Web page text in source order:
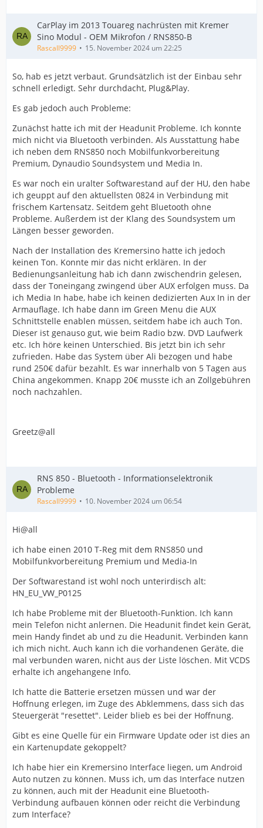
CarPlay im 2013 Touareg nachrüsten mit Kremer
Sino Modul - OEM Mikrofon / RNS850-B
Rascall9999 15. November 2024 um 22:25
So, hab es jetzt verbaut. Grundsätzlich ist der Einbau sehr
schnell erledigt. Sehr durchdacht, Plug&Play.
Es gab jedoch auch Probleme:
Zunächst hatte ich mit der Headunit Probleme. Ich konnte
mich nicht via Bluetooth verbinden. Als Ausstattung habe
ich neben dem RNS850 noch Mobilfunkvorbereitung
Premium, Dynaudio Soundsystem und Media In.
Es war noch ein uralter Softwarestand auf der HU, den habe
ich geuppt auf den aktuellsten 0824 in Verbindung mit
frischem Kartensatz. Seitdem geht Bluetooth ohne
Probleme. Außerdem ist der Klang des Soundsystem um
Längen besser geworden.
Nach der Installation des Kremersino hatte ich jedoch
keinen Ton. Konnte mir das nicht erklären. In der
Bedienungsanleitung hab ich dann zwischendrin gelesen,
dass der Toneingang zwingend über AUX erfolgen muss. Da
ich Media In habe, habe ich keinen dedizierten Aux In in der
Armauflage. Ich habe dann im Green Menu die AUX
Schnittstelle enablen müssen, seitdem habe ich auch Ton.
Dieser ist genauso gut, wie beim Radio bzw. DVD Laufwerk
etc. Ich höre keinen Unterschied. Bis jetzt bin ich sehr
zufrieden. Habe das System über Ali bezogen und habe
rund 250€ dafür bezahlt. Es war innerhalb von 5 Tagen aus
China angekommen. Knapp 20€ musste ich an Zollgebühren
noch nachzahlen.
Greetz@all
RNS 850 - Bluetooth - Informationselektronik
Probleme
Rascall9999 10. November 2024 um 06:54
Hi@all
ich habe einen 2010 T-Reg mit dem RNS850 und
Mobilfunkvorbereitung Premium und Media-In
Der Softwarestand ist wohl noch unterirdisch alt:
HN_EU_VW_P0125
Ich habe Probleme mit der Bluetooth-Funktion. Ich kann
mein Telefon nicht anlernen. Die Headunit findet kein Gerät,
mein Handy findet ab und zu die Headunit. Verbinden kann
ich mich nicht. Auch kann ich die vorhandenen Geräte, die
mal verbunden waren, nicht aus der Liste löschen. Mit VCDS
erhalte ich angehangene Info.
Ich hatte die Batterie ersetzen müssen und war der
Hoffnung erlegen, im Zuge des Abklemmens, dass sich das
Steuergerät "resettet". Leider blieb es bei der Hoffnung.
Gibt es eine Quelle für ein Firmware Update oder ist dies an
ein Kartenupdate gekoppelt?
Ich habe hier ein Kremersino Interface liegen, um Android
Auto nutzen zu können. Muss ich, um das Interface nutzen
zu können, auch mit der Headunit eine Bluetooth-
Verbindung aufbauen können oder reicht die Verbindung
zum Interface?